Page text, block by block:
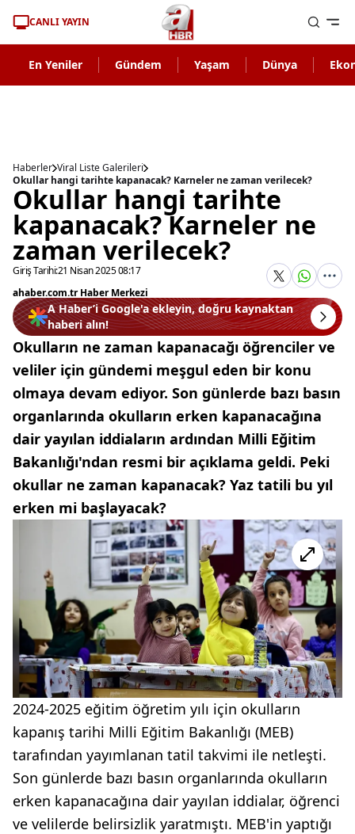
CANLI YAYIN
En Yeniler Gündem Yaşam Dünya
Haberler Viral Liste Galerileri
Okullar hangi tarihte kapanacak? Karneler ne zaman verilecek?
Okullar hangi tarihte
kapanacak? Karneler ne
zaman verilecek?
Giriş Tarihi:21 Nisan 2025 08:17
ahaber.com.tr Haber Merkezi
A Haber’i Google'a ekleyin, doğru kaynaktan
haberi alın!
Okulların ne zaman kapanacağı öğrenciler ve
veliler için gündemi meşgul eden bir konu
olmaya devam ediyor. Son günlerde bazı basın
organlarında okulların erken kapanacağına
dair yayılan iddiaların ardından Milli Eğitim
Bakanlığı'ndan resmi bir açıklama geldi. Peki
okullar ne zaman kapanacak? Yaz tatili bu yıl
erken mi başlayacak?
2024-2025 eğitim öğretim yılı için okulların
kapanış tarihi Milli Eğitim Bakanlığı (MEB)
tarafından yayımlanan tatil takvimi ile netleşti.
Son günlerde bazı basın organlarında okulların
erken kapanacağına dair yayılan iddialar, öğrenci
ve velilerde belirsizlik yaratmıştı. MEB'in yaptığı